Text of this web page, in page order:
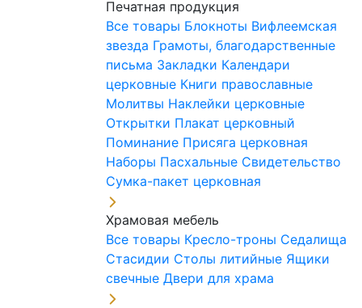
Печатная продукция
Все товары Блокноты Вифлеемская
звезда Грамоты, благодарственные
письма Закладки Календари
церковные Книги православные
Молитвы Наклейки церковные
Открытки Плакат церковный
Поминание Присяга церковная
Наборы Пасхальные Свидетельство
Сумка-пакет церковная
Храмовая мебель
Все товары Кресло-троны Седалища
Стасидии Столы литийные Ящики
свечные Двери для храма